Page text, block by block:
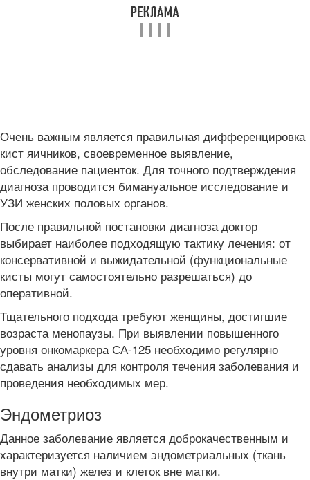
Очень важным является правильная дифференцировка
кист яичников, своевременное выявление,
обследование пациенток. Для точного подтверждения
диагноза проводится бимануальное исследование и
УЗИ женских половых органов.
После правильной постановки диагноза доктор
выбирает наиболее подходящую тактику лечения: от
консервативной и выжидательной (функциональные
кисты могут самостоятельно разрешаться) до
оперативной.
Тщательного подхода требуют женщины, достигшие
возраста менопаузы. При выявлении повышенного
уровня онкомаркера СА-125 необходимо регулярно
сдавать анализы для контроля течения заболевания и
проведения необходимых мер.
Эндометриоз
Данное заболевание является доброкачественным и
характеризуется наличием эндометриальных (ткань
внутри матки) желез и клеток вне матки.